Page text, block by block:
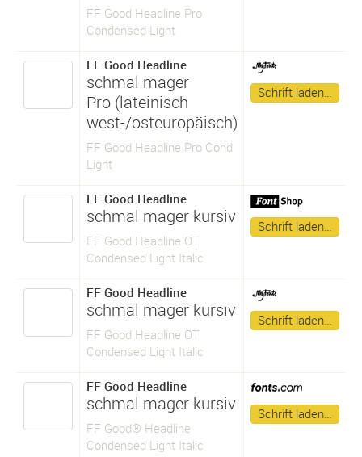
FF Good Headline Pro
Condensed Light
FF Good Headline
schmal mager
Pro (lateinisch
west-/osteuropäisch)
FF Good Headline Pro Cond
Light
Schrift laden…
FF Good Headline
schmal mager kursiv
FF Good Headline OT
Condensed Light Italic
Schrift laden…
FF Good Headline
schmal mager kursiv
FF Good Headline OT
Condensed Light Italic
Schrift laden…
FF Good Headline
schmal mager kursiv
FF Good® Headline
Condensed Light Italic
Schrift laden…